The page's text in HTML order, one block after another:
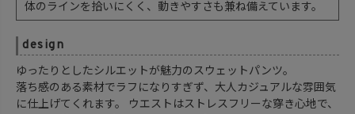
体のラインを拾いにくく、動きやすさも兼ね備えています。
design
ゆったりとしたシルエットが魅力のスウェットパンツ。
落ち感のある素材でラフになりすぎず、大人カジュアルな雰囲気
に仕上げてくれます。 ウエストはストレスフリーな穿き心地で、